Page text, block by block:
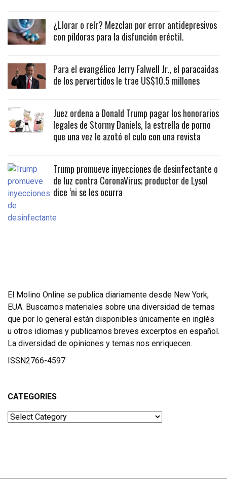
¿Llorar o reír? Mezclan por error antidepresivos
con píldoras para la disfunción eréctil.
Para el evangélico Jerry Falwell Jr., el paracaidas
de los pervertidos le trae US$10.5 millones
Juez ordena a Donald Trump pagar los honorarios
legales de Stormy Daniels, la estrella de porno
que una vez le azotó el culo con una revista
Trump promueve inyecciones de desinfectante o
de luz contra CoronaVirus; productor de Lysol
dice ‘ni se les ocurra
El Molino Online se publica diariamente desde New York,
EUA. Buscamos materiales sobre una diversidad de temas
que por lo general están disponibles únicamente en inglés
u otros idiomas y publicamos breves excerptos en español.
La diversidad de opiniones y temas nos enriquecen.
ISSN2766-4597
CATEGORIES
Categories